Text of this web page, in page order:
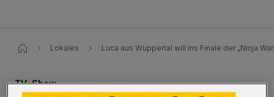
Lokales Luca aus Wuppertal will ins Finale der „Ninja
TV-Show